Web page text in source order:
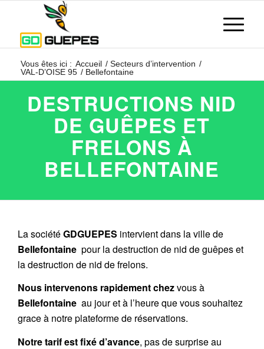
Vous êtes ici : Accueil / Secteurs d’intervention /
VAL-D’OISE 95 / Bellefontaine
DESTRUCTIONS NID
DE GUÊPES ET
FRELONS À
BELLEFONTAINE
La sociétéGDGUEPES intervient dans la ville de
Bellefontaine pour la destruction de nid de guêpes et
la destruction de nid de frelons.
Nous intervenons rapidement chezvous à
Bellefontaine au jour et à l’heure que vous souhaitez
grace à notre plateforme de réservations.
Notre tarif est fixé d’avance, pas de surprise au